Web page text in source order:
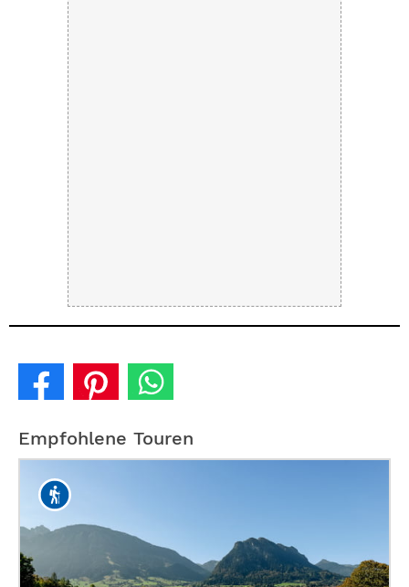
Empfohlene Touren